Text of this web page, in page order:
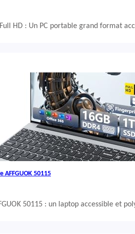
Full HD : Un PC portable grand format
AFFGUOK 50115
50115 : un laptop accessible